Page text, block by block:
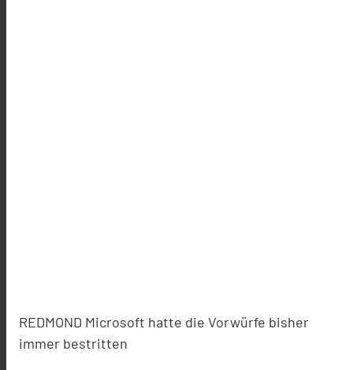
REDMOND Microsoft hatte die Vorwürfe bisher
immer bestritten